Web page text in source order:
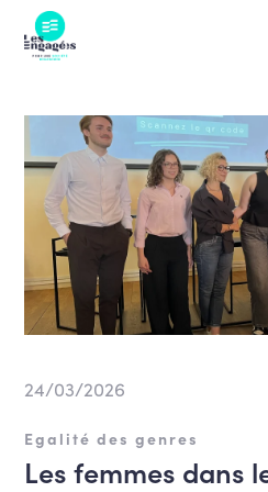
content
24/03/2026
Egalité des genres
Les femmes dans